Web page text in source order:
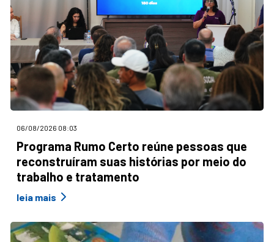
06/08/2026 08:03
Programa Rumo Certo reúne pessoas que
reconstruíram suas histórias por meio do
trabalho e tratamento
leia mais